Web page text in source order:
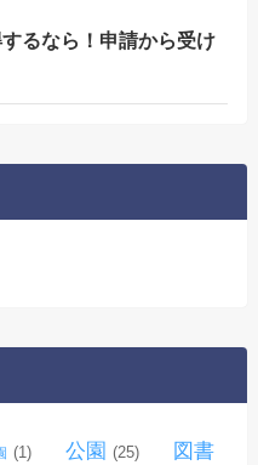
るなら！申請から受け
(1) 公園 (25) 図書